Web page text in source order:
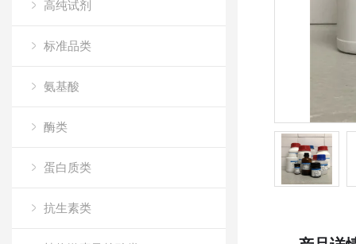
高纯试剂
标准品类
氨基酸
酶类
蛋白质类
抗生素类